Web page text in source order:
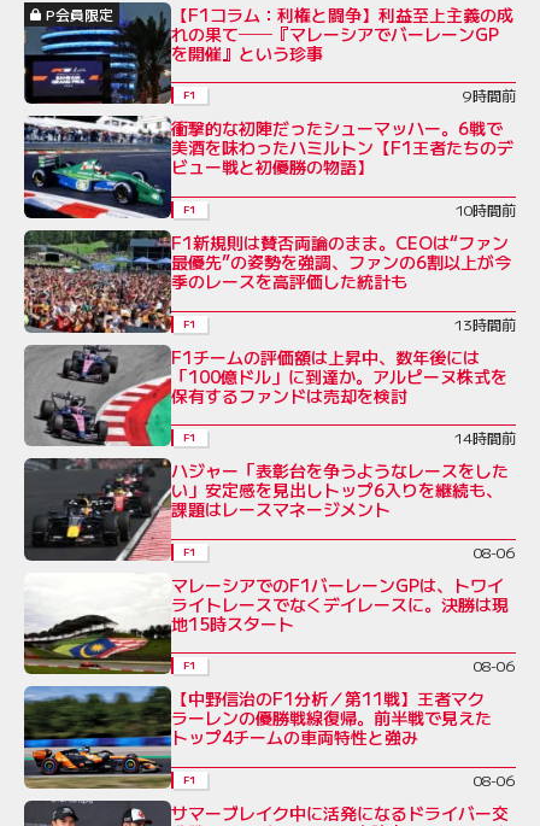
P会員限定
【F1コラム：利権と闘争】利益至上主義の成
れの果て──『マレーシアでバーレーンGP
を開催』という珍事
F1 9時間前
衝撃的な初陣だったシューマッハー。6戦で
美酒を味わったハミルトン【F1王者たちのデ
ビュー戦と初優勝の物語】
F1 10時間前
F1新規則は賛否両論のまま。CEOは“ファン
最優先”の姿勢を強調、ファンの6割以上が今
季のレースを高評価した統計も
F1 13時間前
F1チームの評価額は上昇中、数年後には
「100億ドル」に到達か。アルピーヌ株式を
保有するファンドは売却を検討
F1 14時間前
ハジャー「表彰台を争うようなレースをした
い」安定感を見出しトップ6入りを継続も、
課題はレースマネージメント
F1 08-06
マレーシアでのF1バーレーンGPは、トワイ
ライトレースでなくデイレースに。決勝は現
地15時スタート
F1 08-06
【中野信治のF1分析／第11戦】王者マク
ラーレンの優勝戦線復帰。前半戦で見えた
トップ4チームの車両特性と強み
F1 08-06
サマーブレイク中に活発になるドライバー交